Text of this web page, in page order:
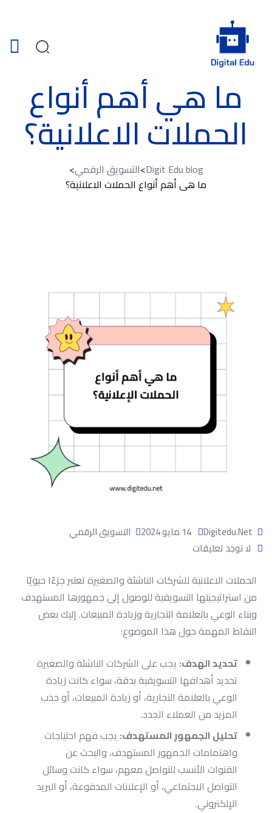
ما هي أهم أنواع
الحملات الاعلانية؟
Digit Edu blog
>التسويق الرقمي>
ما هي أهم أنواع الحملات الاعلانية؟
Digitedu.net
التسويق الرقمي
لا توجد تعليقات
الحملات الاعلانية للشركات الناشئة والصغيرة تعتبر جزءًا حيويًا
من استراتيجيتها التسويقية للوصول إلى جمهورها المستهدف
وبناء الوعي بالعلامة التجارية وزيادة المبيعات. إليك بعض
النقاط المهمة حول هذا الموضوع:
تحديد الهدف: يجب على الشركات الناشئة والصغيرة
تحديد أهدافها التسويقية بدقة، سواء كانت زيادة
الوعي بالعلامة التجارية، أو زيادة المبيعات، أو جذب
المزيد من العملاء الجدد.
تحليل الجمهور المستهدف: يجب فهم احتياجات
واهتمامات الجمهور المستهدف، والبحث عن
القنوات الأنسب للتواصل معهم، سواء كانت وسائل
التواصل الاجتماعي، أو الإعلانات المدفوعة، أو البريد
الإلكتروني.